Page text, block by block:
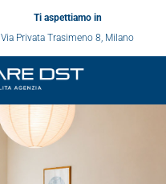
Ti aspettiamo in
Via Privata Trasimeno 8, Milano